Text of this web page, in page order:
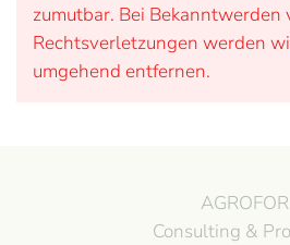
zumutbar. Bei Bekanntwerden
Rechtsverletzungen werden
umgehend entfernen.
AGROFOR
Consulting &